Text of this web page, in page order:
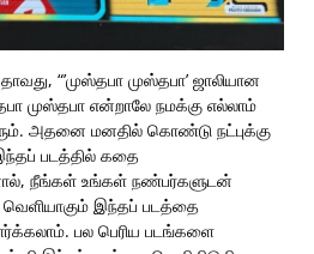
“’முஸ்தபா முஸ்தபா’ ஜாலியான
முஸ்தபா என்றாலே நமக்கு எல்லாம்
அதனை மனதில் கொண்டு நட்புக்கு
படத்தில் கதை
நீங்கள் உங்கள் நண்பர்களுடன்
வெளியாகும் இந்தப் படத்தை
பல பெரிய படங்களை